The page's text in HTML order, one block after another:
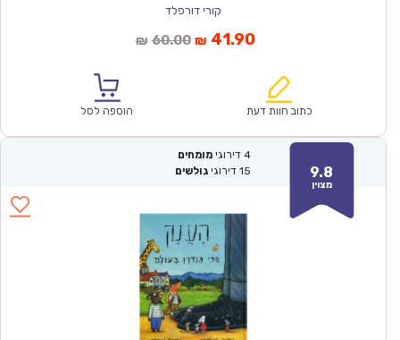
קורי דורפלד
₪ 60.00המחיר
₪60.00.
₪ 41.90המחיר
הוא:
כתוב חוות דעת הוספה לסל
9.8
מצוין
4 דירוגי מומחים
15 דירוגי גולשים